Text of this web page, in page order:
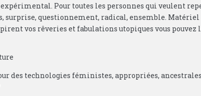
Pour toutes les personnes qui veulent
questionnement, radical, ensemble. Matériel :
vos rêveries et fabulations utopiques vous pouvez
des technologies féministes, appropriées,